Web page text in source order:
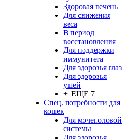
Здоровая печень
Для снижения
веса
В период
восстановления
Для поддержки
иммунитета
Для здоровья глаз
Для здоровья
ушей
+ ЕЩЕ 7
Спец. потребности для
кошек
Для мочеполовой
системы
Для здоровья